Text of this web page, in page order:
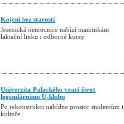
Kojení bez starosti
Jesenická nemocnice nabízí maminkám
laktační linku i odborné kurzy
Univerzita Palackého vrací život
legendárnímu U-klubu
Po rekonstrukci nabídne prostor studentům i
kultuře